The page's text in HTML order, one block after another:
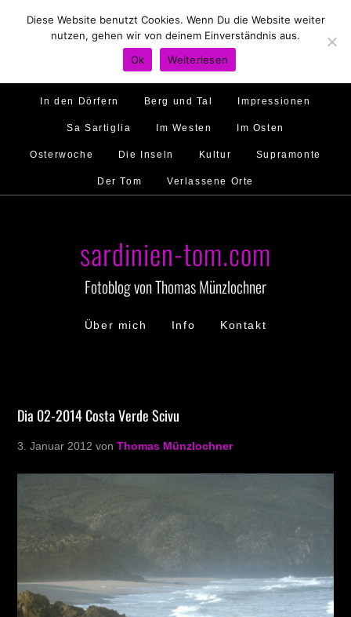
Hirtenland Traumstrände Feste feiern
Golfo di Orosei Im Norden
Murales Ambiente
In den Dörfern Berg und Tal Impressionen
Sa Sartiglia Im Westen Im Osten
Osterwoche Die Inseln Kultur Supramonte
Der Tom Verlassene Orte
sardinien-tom.com
Fotoblog von Thomas Münzlochner
Über mich Info Kontakt
Dia 02-2014 Costa Verde Scivu
3. Januar 2012 vonThomas Münzlochner
Diese Website benutzt Cookies. Wenn Du die Website weiter
nutzen, gehen wir von deinem Einverständnis aus.
Ok
Weiterlesen